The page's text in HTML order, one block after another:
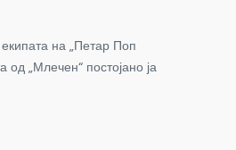
на „Петар Поп
„Млечен“ постојано ја